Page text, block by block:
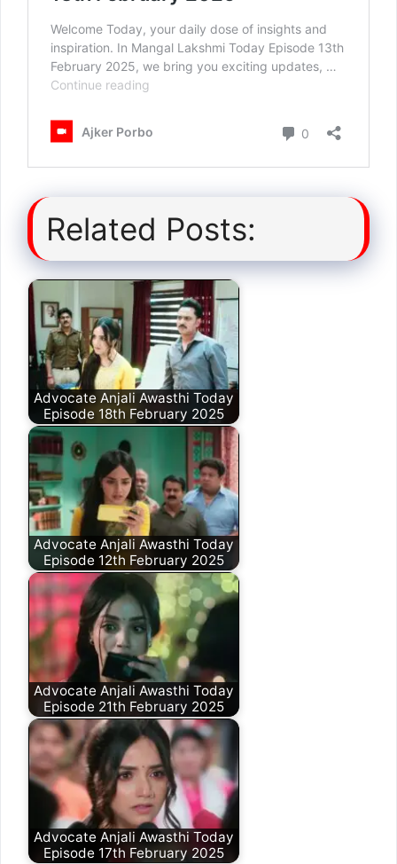
Related Posts:
Advocate Anjali Awasthi Today
Episode 18th February 2025
Advocate Anjali Awasthi Today
Episode 12th February 2025
Advocate Anjali Awasthi Today
Episode 21th February 2025
Advocate Anjali Awasthi Today
Episode 17th February 2025